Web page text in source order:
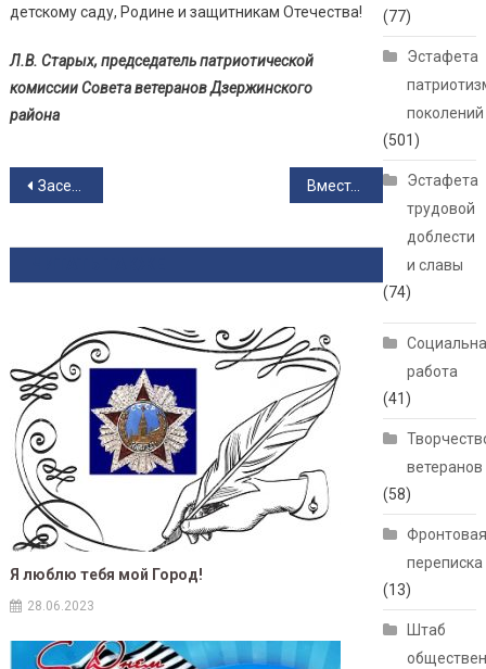
детскому саду, Родине и защитникам Отечества!
Л.В. Старых, председатель патриотической
комиссии Совета ветеранов Дзержинского
района
Навигация по записям
Заседание Клуба Деловых Встреч, посвящённое 40‑летию аварии на Чернобыльской АЭС Вместе мы – Россия
Я люблю тебя мой Город!
28.06.2023
(77)
Эстафета
поколений
(501)
Эстафета
трудовой
доблести
и славы
(74)
работа
(41)
ветеранов
(58)
переписка
(13)
Штаб